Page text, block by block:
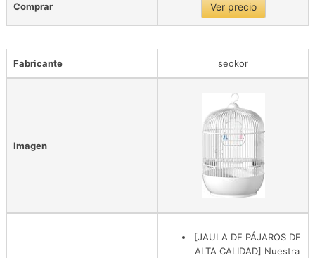
Comprar Ver precio
Fabricante seokor
Imagen
[JAULA DE PÁJAROS DE
ALTA CALIDAD] Nuestra